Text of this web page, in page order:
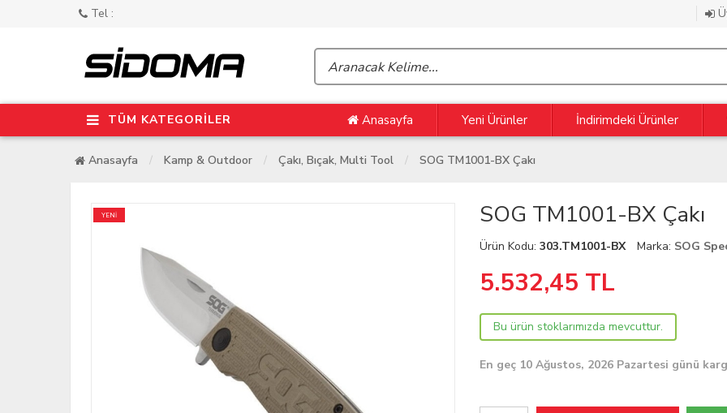
Tel :
TÜM KATEGORİLER Anasayfa Yeni Ürünler İndirimdeki Ürünler
Anasayfa Kamp & Outdoor Çakı, Bıçak, Multi Tool SOG TM1001-BX Çakı
YENİ SOG TM1001-BX Çakı
Ürün Kodu:303.TM1001-BX Marka: SOG
5.532,45 TL
Bu ürün stoklarımızda mevcuttur.
En geç 10 Ağustos, 2026 Pazartesi günü